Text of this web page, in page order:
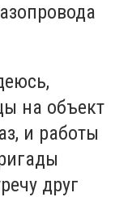
на объект
и работы
друг